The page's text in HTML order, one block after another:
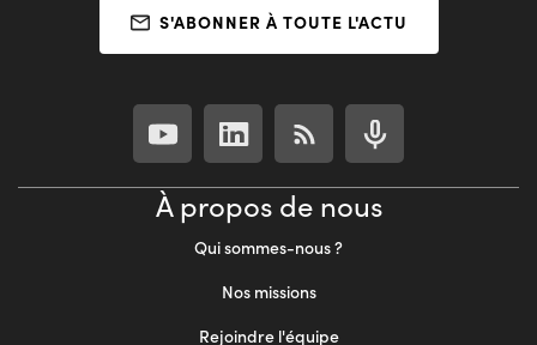
S'ABONNER À TOUTE L'ACTU
À propos de nous
Qui sommes-nous ?
Nos missions
Rejoindre l'équipe